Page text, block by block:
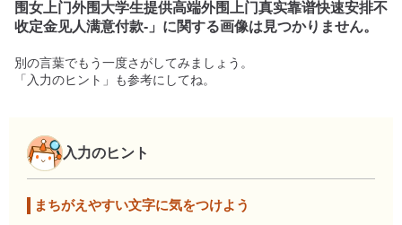
围女上门外围大学生提供高端外围上门真实靠谱快速安排不
收定金见人满意付款- 」に関する画像は見つかりません。
別の言葉でもう一度さがしてみましょう。
「入力のヒント」も参考にしてね。
入力のヒント
まちがえやすい文字に気をつけよう